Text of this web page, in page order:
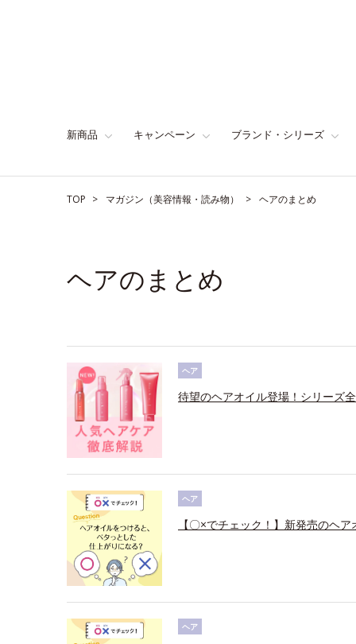
新商品 キャンペーン ブランド・シリーズ
TOP マガジン（美容情報・読み物） ヘアのまとめ
ヘアのまとめ
ヘア
待望のヘアオイル登場！シリーズ
ヘア
【〇×でチェック！】新発売のヘ
ヘア